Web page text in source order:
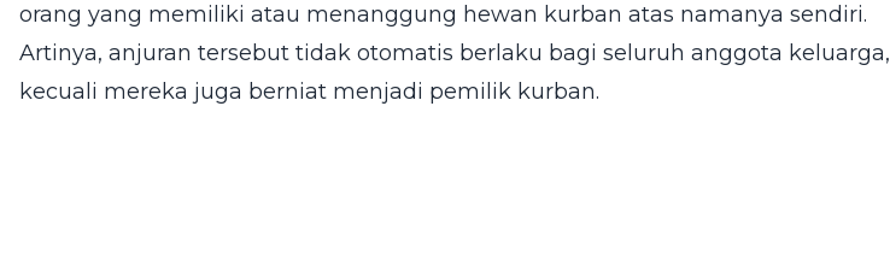
orang yang memiliki atau menanggung hewan kurban atas namanya sendiri.
Artinya, anjuran tersebut tidak otomatis berlaku bagi seluruh anggota keluarga,
kecuali mereka juga berniat menjadi pemilik kurban.